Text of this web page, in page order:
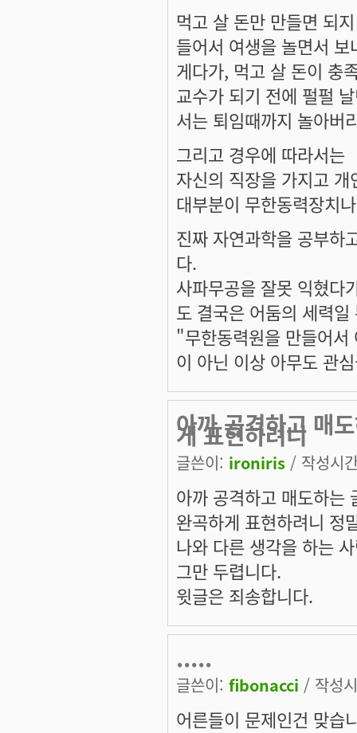
먹고 살 돈만 만들면 되
들어서 여생을 놀면서
게다가, 먹고 살 돈이 충
교수가 되기 전에 펄펄
서는 퇴임때까지 놀아버
그리고 경우에 따라서는
자신의 직장을 가지고
대부분이 무한동력장치
진짜 자연과학을 공부하
다.
사파무공을 잘못 익혔다
도 결국은 어둠의 세력일
"무한동력원을 만들어
이 아닌 이상 아무도 관
아까 공격하고 매
게 표현하려니
글쓴이: ironiris / 작성시
아까 공격하고 매도하는
완곡하게 표현하려니 정
나와 다른 생각을 하는
그만 두렵니다.
윗글은 죄송합니다.
.....
글쓴이: fibonacci / 작성
어른들이 문제인건 맞습